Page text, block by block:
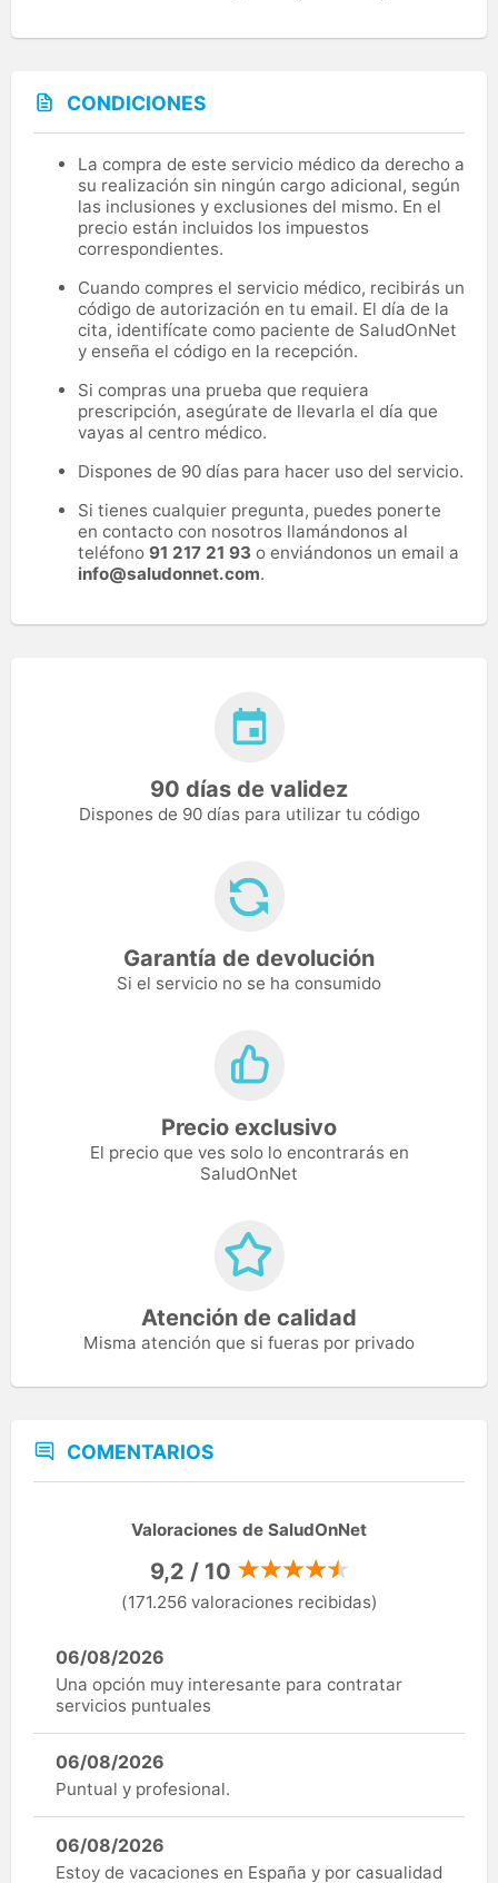
CONDICIONES
La compra de este servicio médico da derecho a
su realización sin ningún cargo adicional, según
las inclusiones y exclusiones del mismo. En el
precio están incluidos los impuestos
correspondientes.
Cuando compres el servicio médico, recibirás un
código de autorización en tu email. El día de la
cita, identifícate como paciente de SaludOnNet
y enseña el código en la recepción.
Si compras una prueba que requiera
prescripción, asegúrate de llevarla el día que
vayas al centro médico.
Dispones de 90 días para hacer uso del servicio.
Si tienes cualquier pregunta, puedes ponerte
en contacto con nosotros llamándonos al
teléfono 91 217 21 93 o enviándonos un email a
info@saludonnet.com.
90 días de validez
Dispones de 90 días para utilizar tu código
Garantía de devolución
Si el servicio no se ha consumido
Precio exclusivo
El precio que ves solo lo encontrarás en
SaludOnNet
Atención de calidad
Misma atención que si fueras por privado
COMENTARIOS
Valoraciones de SaludOnNet
9,2 / 10
(171.256 valoraciones recibidas)
06/08/2026
Una opción muy interesante para contratar
servicios puntuales
06/08/2026
Puntual y profesional.
06/08/2026
Estoy de vacaciones en España y por casualidad